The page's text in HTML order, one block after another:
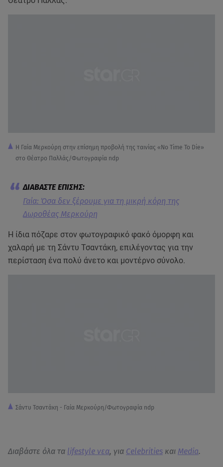
Η Γαία Μερκούρη στην επίσημη προβολή της ταινίας «No Time To Die»
στο Θέατρο Παλλάς/Φωτογραφία ndp
Γαία: Όσα δεν ξέρουμε για τη μικρή κόρη της
Δωροθέας Μερκούρη
Η ίδια πόζαρε στον φωτογραφικό φακό όμορφη και
χαλαρή με τη Σάντυ Τσαντάκη, επιλέγοντας για την
περίσταση ένα πολύ άνετο και μοντέρνο σύνολο.
Σάντυ Τσαντάκη - Γαία Μερκούρη/Φωτογραφία ndp
Διαβάστε όλα τα lifestyle νεα, για Celebrities και Media.